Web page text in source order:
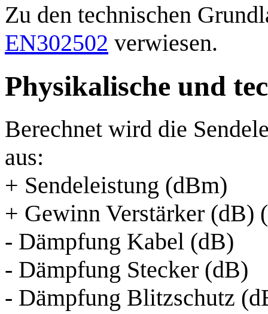
Zu den technischen
EN302502 verwiesen.
Physikalische und
Berechnet wird die
aus:
+ Sendeleistung (dBm)
+ Gewinn Verstärker (dB)
- Dämpfung Kabel (dB)
- Dämpfung Stecker (dB)
- Dämpfung Blitzschutz